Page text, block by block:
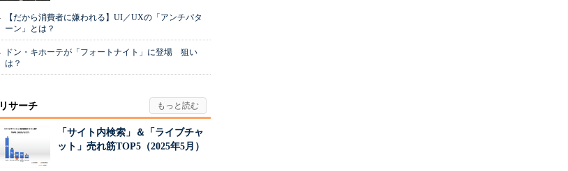
【だから消費者に嫌われる】UI／UXの「アンチパタ
ーン」とは？
ドン・キホーテが「フォートナイト」に登場 狙い
は？
リサーチ
「サイト内検索」＆「ライブチャ
ット」売れ筋TOP5（2025年5月）